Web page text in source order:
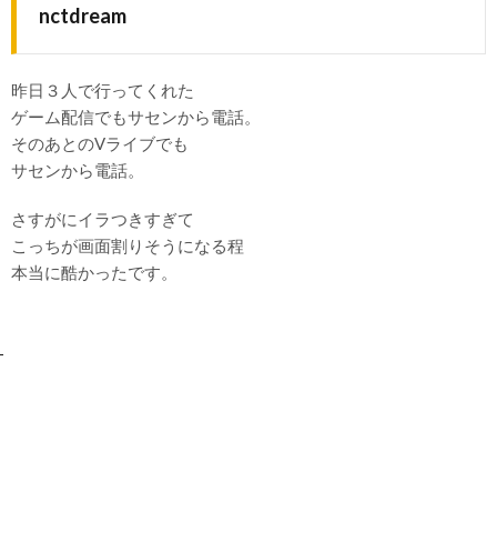
nctdream
昨日３人で行ってくれた
ゲーム配信でもサセンから電話。
そのあとのVライブでも
サセンから電話。
さすがにイラつきすぎて
こっちが画面割りそうになる程
本当に酷かったです。